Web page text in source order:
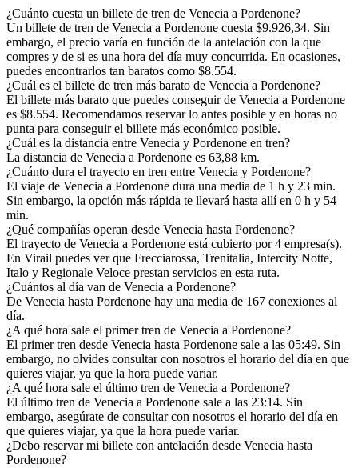
¿Cuánto cuesta un billete de tren de Venecia a Pordenone?
Un billete de tren de Venecia a Pordenone cuesta $9.926,34. Sin
embargo, el precio varía en función de la antelación con la que
compres y de si es una hora del día muy concurrida. En ocasiones,
puedes encontrarlos tan baratos como $8.554.
¿Cuál es el billete de tren más barato de Venecia a Pordenone?
El billete más barato que puedes conseguir de Venecia a Pordenone
es $8.554. Recomendamos reservar lo antes posible y en horas no
punta para conseguir el billete más económico posible.
¿Cuál es la distancia entre Venecia y Pordenone en tren?
La distancia de Venecia a Pordenone es 63,88 km.
¿Cuánto dura el trayecto en tren entre Venecia y Pordenone?
El viaje de Venecia a Pordenone dura una media de 1 h y 23 min.
Sin embargo, la opción más rápida te llevará hasta allí en 0 h y 54
min.
¿Qué compañías operan desde Venecia hasta Pordenone?
El trayecto de Venecia a Pordenone está cubierto por 4 empresa(s).
En Virail puedes ver que Frecciarossa, Trenitalia, Intercity Notte,
Italo y Regionale Veloce prestan servicios en esta ruta.
¿Cuántos al día van de Venecia a Pordenone?
De Venecia hasta Pordenone hay una media de 167 conexiones al
día.
¿A qué hora sale el primer tren de Venecia a Pordenone?
El primer tren desde Venecia hasta Pordenone sale a las 05:49. Sin
embargo, no olvides consultar con nosotros el horario del día en que
quieres viajar, ya que la hora puede variar.
¿A qué hora sale el último tren de Venecia a Pordenone?
El último tren de Venecia a Pordenone sale a las 23:14. Sin
embargo, asegúrate de consultar con nosotros el horario del día en
que quieres viajar, ya que la hora puede variar.
¿Debo reservar mi billete con antelación desde Venecia hasta
Pordenone?